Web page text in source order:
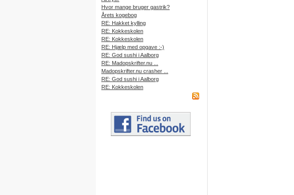
Hvor mange bruger gastrik?
Årets kogebog
RE: Hakket kylling
RE: Kokkeskolen
RE: Kokkeskolen
RE: Hjælp med opgave :-)
RE: God sushi i Aalborg
RE: Madopskrifter.nu ...
Madopskrifter.nu crasher ...
RE: God sushi i Aalborg
RE: Kokkeskolen